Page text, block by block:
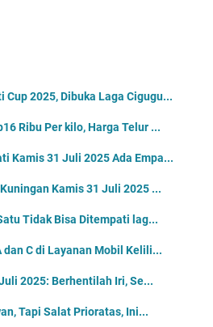
2025, Dibuka Laga Cigugu...
Ribu Per kilo, Harga Telur ...
Kamis 31 Juli 2025 Ada Empa...
Kamis 31 Juli 2025 ...
Tidak Bisa Ditempati lag...
dan C di Layanan Mobil Kelili...
2025: Berhentilah Iri, Se...
Tapi Salat Prioratas, Ini...